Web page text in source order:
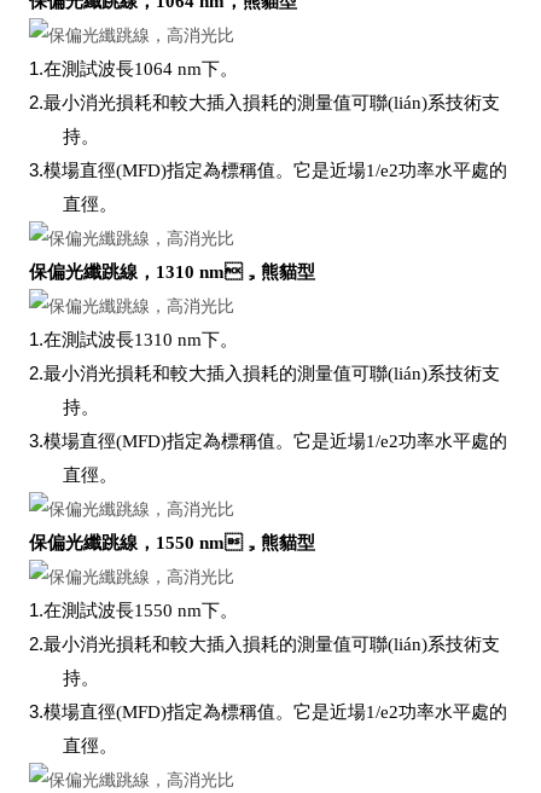
1.在測試波長1064 nm下。
2.最小消光損耗和較大插入損耗的測量值可聯(lián)系技術支
持。
3.模場直徑(MFD)指定為標稱值。它是近場1/e2功率水平處的
直徑。
保偏光纖跳線，1310 nm，熊貓型
1.在測試波長1310 nm下。
2.最小消光損耗和較大插入損耗的測量值可聯(lián)系技術支
持。
3.模場直徑(MFD)指定為標稱值。它是近場1/e2功率水平處的
直徑。
保偏光纖跳線，1550 nm，熊貓型
1.在測試波長1550 nm下。
2.最小消光損耗和較大插入損耗的測量值可聯(lián)系技術支
持。
3.模場直徑(MFD)指定為標稱值。它是近場1/e2功率水平處的
直徑。